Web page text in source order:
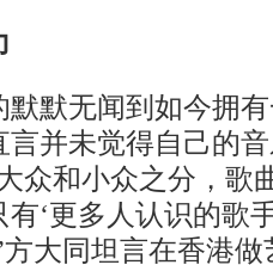
无闻到如今拥有
并未觉得自己的
众和小众之分，歌
‘更多人认识的歌
方大同坦言在香港